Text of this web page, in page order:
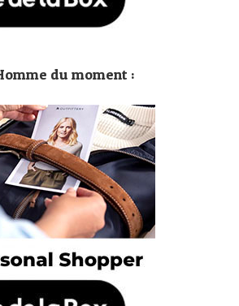
du moment :